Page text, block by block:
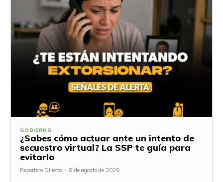
GOBIERNO
¿Sabes cómo actuar ante un intento de
secuestro virtual? La SSP te guía para
evitarlo
Reportero Directo - 8 de agosto de 2026